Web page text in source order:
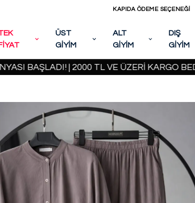
KAPIDA ÖDEME SEÇENEĞİ
ÜST
GİYİM
ALT
GİYİM
DIŞ
GİYİM
| 2000 TL VE ÜZERİ KARGO BEDAVA